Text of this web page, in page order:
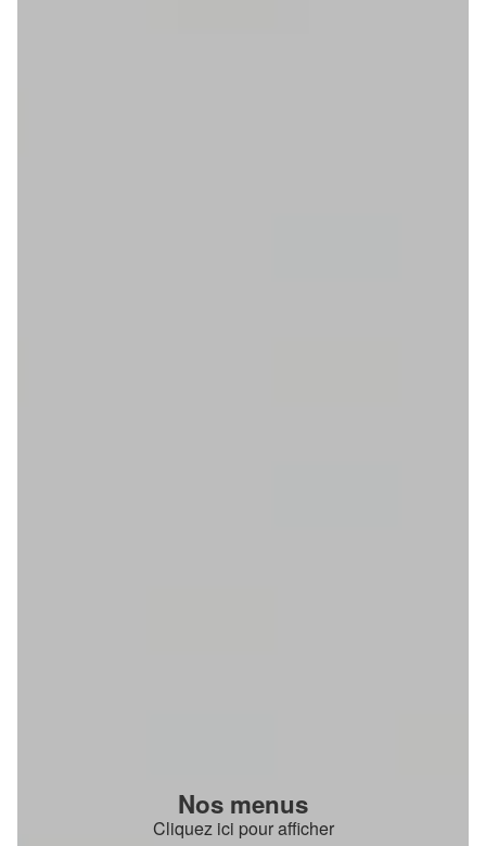
Nos menus
Cliquez ici pour afficher